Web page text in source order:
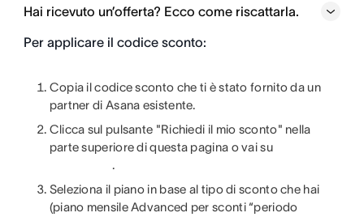
Hai ricevuto un’offerta? Ecco come riscattarla.
Per applicare il codice sconto:
Copia il codice sconto che ti è stato fornito da un
partner di Asana esistente.
Clicca sul pulsante "Richiedi il mio sconto" nella
parte superiore di questa pagina o vai su
.
Seleziona il piano in base al tipo di sconto che hai
(piano mensile Advanced per sconti “periodo